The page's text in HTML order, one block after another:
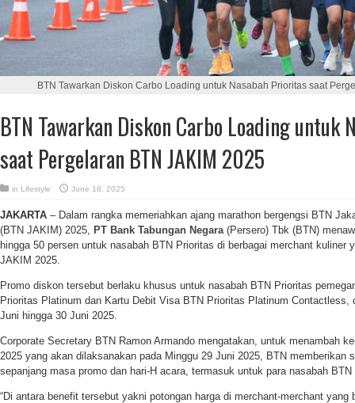
BTN Tawarkan Diskon Carbo Loading untuk Nasabah Prioritas saat
BTN Tawarkan Diskon Carbo Loading untuk
saat Pergelaran BTN JAKIM 2025
in Lifestyle June 18, 2025
JAKARTA – Dalam rangka memeriahkan ajang marathon bergengsi BTN
(BTN JAKIM) 2025, PT Bank Tabungan Negara(Persero) Tbk (BTN)
hingga 50 persen untuk nasabah BTN Prioritas di berbagai merchant kuliner
JAKIM 2025.
Promo diskon tersebut berlaku khusus untuk nasabah BTN Prioritas
Prioritas Platinum dan Kartu Debit Visa BTN Prioritas Platinum Contactless,
Juni hingga 30 Juni 2025.
Corporate Secretary BTN Ramon Armando mengatakan, untuk menambah
2025 yang akan dilaksanakan pada Minggu 29 Juni 2025, BTN memberikan
sepanjang masa promo dan hari-H acara, termasuk untuk para nasabah
“Di antara benefit tersebut yakni potongan harga di merchant-merchant yang